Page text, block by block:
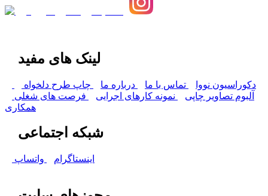
لینک های مفید
دکوراسیون نووا تماس با ما درباره ما
چاپ طرح دلخواه
آلبوم تصاویر چاپی
نمونه کارهای اجرایی
فرصت های شغلی
همکاری
شبکه اجتماعی
اینستاگرام واتساپ